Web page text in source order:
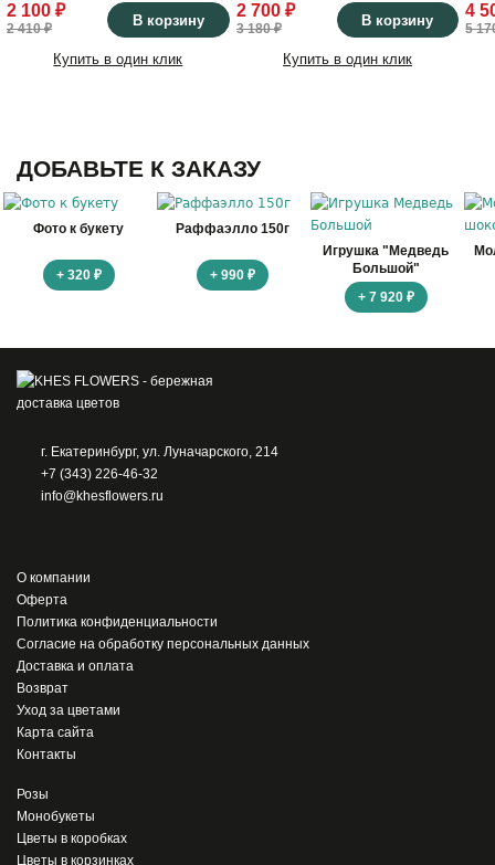
2 100 ₽
2 410 ₽ В корзину
Купить в один клик
2 700 ₽
3 180 ₽ В корзину
Купить в один клик
4
5
ДОБАВЬТЕ К ЗАКАЗУ
Фото к букету
+ 320 ₽
Раффаэлло 150г
+ 990 ₽
Игрушка "Медведь
Большой"
+ 7 920 ₽
г. Екатеринбург, ул. Луначарского, 214
+7 (343) 226-46-32
info@khesflowers.ru
О компании
Оферта
Политика конфиденциальности
Согласие на обработку персональных данных
Доставка и оплата
Возврат
Уход за цветами
Карта сайта
Контакты
Розы
Монобукеты
Цветы в коробках
Цветы в корзинках